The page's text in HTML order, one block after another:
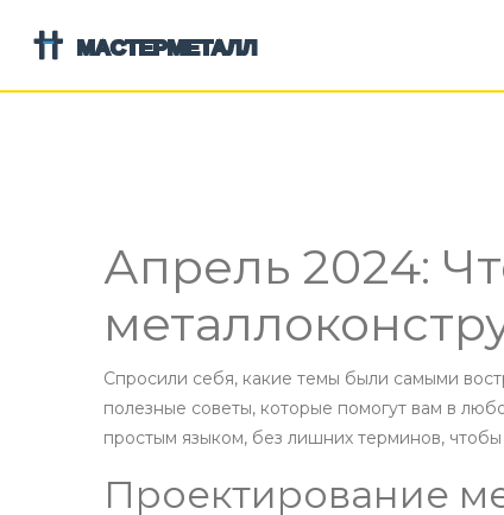
Апрель 2024:
Спросили себя, какие темы были самыми
полезные советы, которые помогут вам в
простым языком, без лишних терминов,
Проектирование